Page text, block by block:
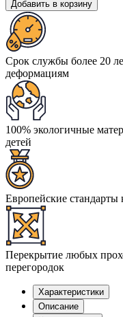
Добавить в корзину
Срок службы более 20
деформациям
100% экологичные
детей
Европейские
Перекрытие любых
перегородок
Характеристики
Описание